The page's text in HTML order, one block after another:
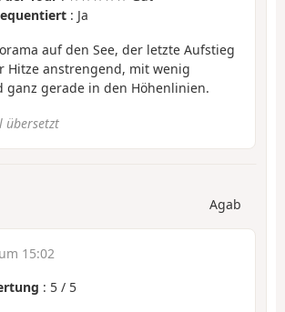
: Ja
auf den See, der letzte Aufstieg
Hitze anstrengend, mit wenig
ganz gerade in den Höhenlinien.
übersetzt
Agab
15:02
: 5 / 5